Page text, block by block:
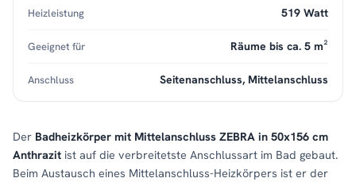
Der Badheizkörper mit Mittelanschluss ZEBRA in 50x156 cm
Anthrazit ist auf die verbreitetste Anschlussart im Bad gebaut.
Beim Austausch eines Mittelanschluss-Heizkörpers ist er der
Heizleistung 519 Watt
Geeignet für Räume bis ca. 5 m²
Anschluss Seitenanschluss, Mittelanschluss